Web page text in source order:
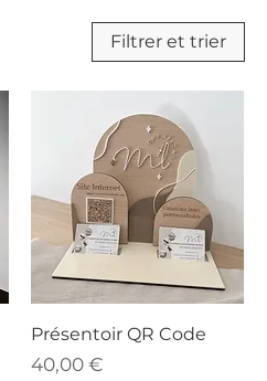
Filtrer et trier
Présentoir QR Code
Prix
40,00 €